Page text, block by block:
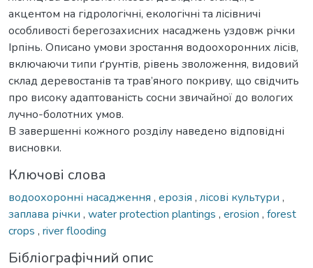
акцентом на гідрологічні, екологічні та лісівничі
особливості берегозахисних насаджень уздовж річки
Ірпінь. Описано умови зростання водоохоронних лісів,
включаючи типи ґрунтів, рівень зволоження, видовий
склад деревостанів та трав’яного покриву, що свідчить
про високу адаптованість сосни звичайної до вологих
лучно-болотних умов.
В завершенні кожного розділу наведено відповідні
висновки.
Ключові слова
водоохоронні насадження , ерозія , лісові культури ,
заплава річки , water protection plantings , erosion , forest
crops , river flooding
Бібліографічний опис